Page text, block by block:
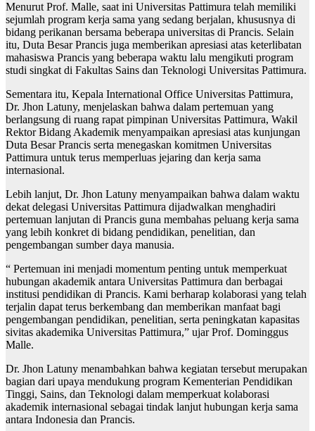
Menurut Prof. Malle, saat ini Universitas Pattimura telah memiliki
sejumlah program kerja sama yang sedang berjalan, khususnya di
bidang perikanan bersama beberapa universitas di Prancis. Selain
itu, Duta Besar Prancis juga memberikan apresiasi atas keterlibatan
mahasiswa Prancis yang beberapa waktu lalu mengikuti program
studi singkat di Fakultas Sains dan Teknologi Universitas Pattimura.
Sementara itu, Kepala International Office Universitas Pattimura,
Dr. Jhon Latuny, menjelaskan bahwa dalam pertemuan yang
berlangsung di ruang rapat pimpinan Universitas Pattimura, Wakil
Rektor Bidang Akademik menyampaikan apresiasi atas kunjungan
Duta Besar Prancis serta menegaskan komitmen Universitas
Pattimura untuk terus memperluas jejaring dan kerja sama
internasional.
Lebih lanjut, Dr. Jhon Latuny menyampaikan bahwa dalam waktu
dekat delegasi Universitas Pattimura dijadwalkan menghadiri
pertemuan lanjutan di Prancis guna membahas peluang kerja sama
yang lebih konkret di bidang pendidikan, penelitian, dan
pengembangan sumber daya manusia.
“ Pertemuan ini menjadi momentum penting untuk memperkuat
hubungan akademik antara Universitas Pattimura dan berbagai
institusi pendidikan di Prancis. Kami berharap kolaborasi yang telah
terjalin dapat terus berkembang dan memberikan manfaat bagi
pengembangan pendidikan, penelitian, serta peningkatan kapasitas
sivitas akademika Universitas Pattimura,” ujar Prof. Dominggus
Malle.
Dr. Jhon Latuny menambahkan bahwa kegiatan tersebut merupakan
bagian dari upaya mendukung program Kementerian Pendidikan
Tinggi, Sains, dan Teknologi dalam memperkuat kolaborasi
akademik internasional sebagai tindak lanjut hubungan kerja sama
antara Indonesia dan Prancis.